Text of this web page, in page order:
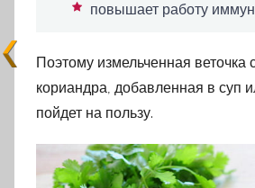
повышает работу
Поэтому измельченная веточка
кориандра, добавленная в суп
пойдет на пользу.